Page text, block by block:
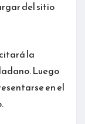
del sitio
la
Luego
en el